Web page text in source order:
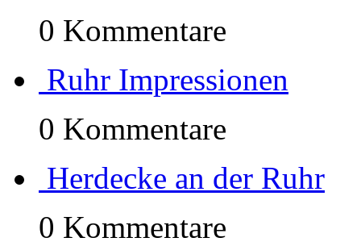
0 Kommentare
Ruhr Impressionen
0 Kommentare
Herdecke an der Ruhr
0 Kommentare